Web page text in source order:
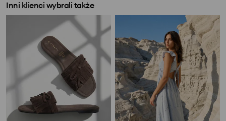
Inni klienci wybrali także